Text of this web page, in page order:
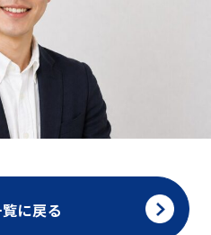
に戻る